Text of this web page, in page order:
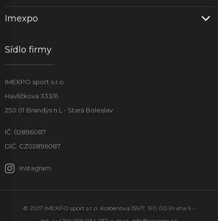
Imexpo
Sídlo firmy
IMEXPO sport s.r.o.
Havlíčkova 333/6
250 01 Brandýs n.L - Stará Boleslav
IČ: 02896087
DIČ: CZ02896087
Instagram
© 2017 IMEXPO sport s.r.o. Kolbenova 159/7, 190 00 Praha 9 -